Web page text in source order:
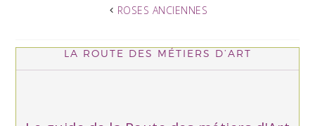
ROSES ANCIENNES
LA ROUTE DES MÉTIERS D’ART